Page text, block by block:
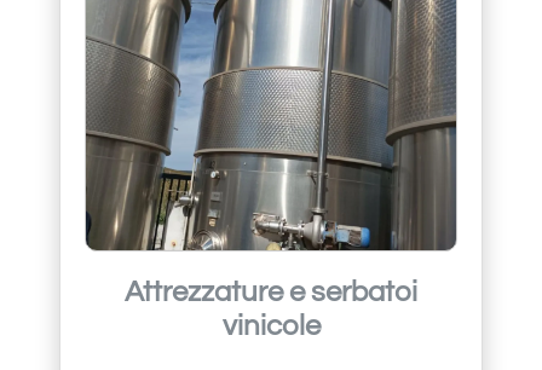
Attrezzature e serbatoi
vinicole